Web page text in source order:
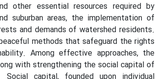
other essential resources required by
suburban areas, the implementation of
and demands of watershed residents.
methods that safeguard the rights
Among effective approaches, the
with strengthening the social capital of